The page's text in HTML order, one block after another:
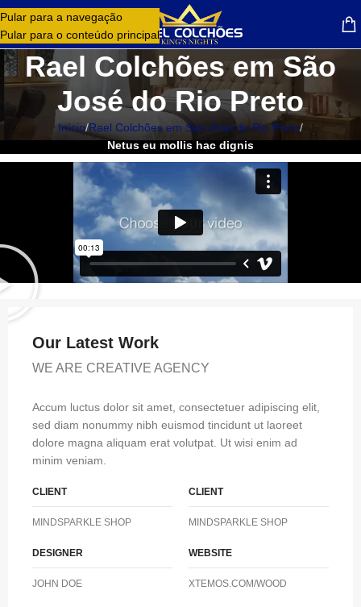
Pular para a navegação
Pular para o conteúdo principal
MENU
Rael Colchões em São
José do Rio Preto
Início/Rael Colchões em São José do Rio Preto/
Netus eu mollis hac dignis
Our Latest Work
WE ARE CREATIVE AGENCY
Accum luctus dolor sit amet, consectetuer adipiscing elit,
sed diam nonummy nibh euismod tincidunt ut laoreet
dolore magna aliquam erat volutpat. Ut wisi enim ad
minim veniam.
CLIENT
MINDSPARKLE SHOP
CLIENT
MINDSPARKLE SHOP
DESIGNER
JOHN DOE
WEBSITE
XTEMOS.COM/WOOD